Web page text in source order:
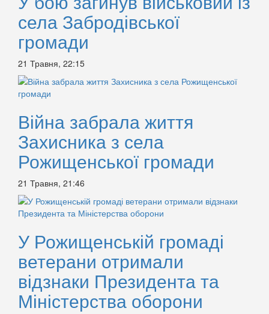
села Забродівської
громади
21 Травня, 22:15
Війна забрала життя
Захисника з села
Рожищенської громади
21 Травня, 21:46
У Рожищенській громаді
ветерани отримали
відзнаки Президента та
Міністерства оборони